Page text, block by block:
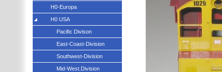
H0-Europa
H0 USA
Pacific Divison
East-Coast-Division
Southwest-Division
Mid-West.Division